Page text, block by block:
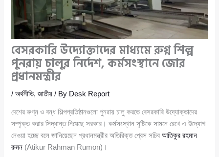
বেসরকারি উদ্যোক্তাদের মাধ্যমে রুগ্ন শিল্প
পুনরায় চালুর নির্দেশ, কর্মসংস্থানে জোর
প্রধানমন্ত্রীর
/অর্থনীতি,জাতীয় / By Desk Report
দেশের রুগ্ন ও বন্ধ শিল্পপ্রতিষ্ঠানগুলো পুনরায় চালু করতে বেসরকারি উদ্যোক্তাদের
সম্পৃক্ত করার সিদ্ধান্ত নিয়েছে সরকার। কর্মসংস্থান সৃষ্টিকে সামনে রেখে এ উদ্যোগ
নেওয়া হচ্ছে বলে জানিয়েছেন প্রধানমন্ত্রীর অতিরিক্ত প্রেস সচিবআতিকুর রহমান
রুমন (Atikur Rahman Rumon)।